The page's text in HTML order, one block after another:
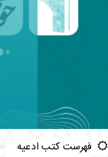
فهرست کتب ادعیه